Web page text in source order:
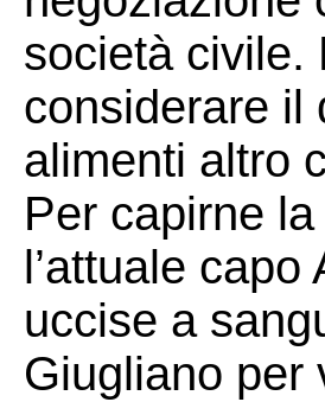
società civile.
considerare il
alimenti altro
Per capirne
l’attuale
uccise a
Giugliano per